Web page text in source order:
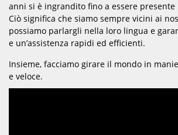
anni si è ingrandito fino a essere
Ciò significa che siamo sempre vicini ai
possiamo parlargli nella loro lingua e
e un’assistenza rapidi ed efficienti.
Insieme, facciamo girare il mondo in
e veloce.